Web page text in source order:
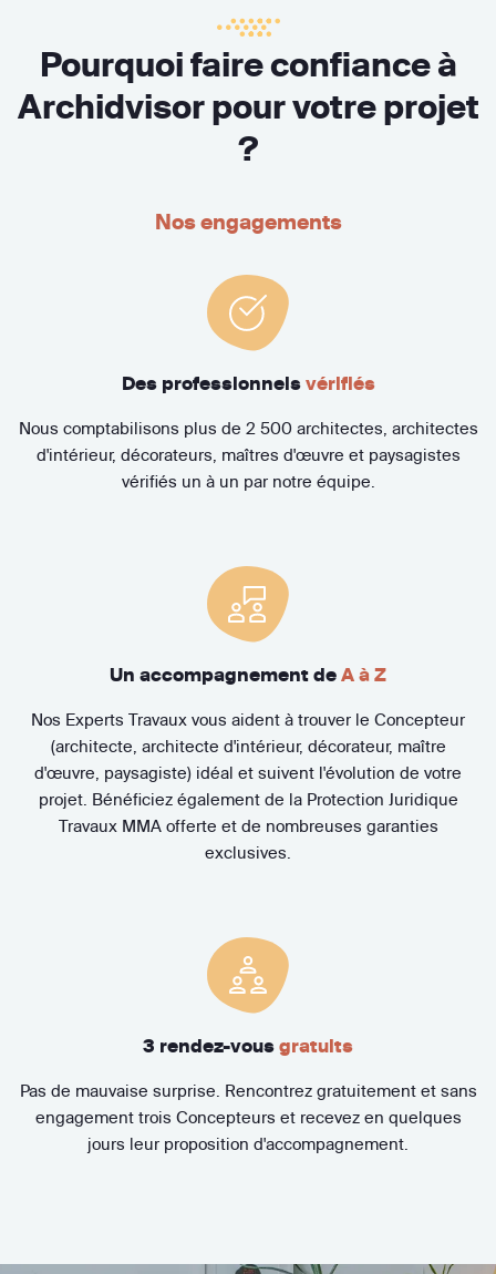
Pourquoi faire confiance à
Archidvisor pour votre projet
?
Nos engagements
Des professionnels vérifiés
Nous comptabilisons plus de 2 500 architectes, architectes
d'intérieur, décorateurs, maîtres d'œuvre et paysagistes
vérifiés un à un par notre équipe.
Un accompagnement de A à Z
Nos Experts Travaux vous aident à trouver le Concepteur
(architecte, architecte d'intérieur, décorateur, maître
d'œuvre, paysagiste) idéal et suivent l'évolution de votre
projet. Bénéficiez également de la Protection Juridique
Travaux MMA offerte et de nombreuses garanties
exclusives.
3 rendez-vous gratuits
Pas de mauvaise surprise. Rencontrez gratuitement et sans
engagement trois Concepteurs et recevez en quelques
jours leur proposition d'accompagnement.